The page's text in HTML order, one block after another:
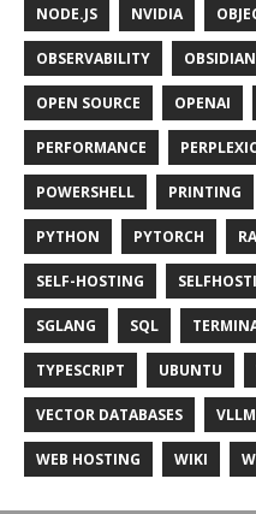
NODE.JS NVIDIA
OBSERVABILITY OBSIDIAN
OPEN SOURCE OPENAI
PERFORMANCE
POWERSHELL PRINTING
PYTHON PYTORCH
SELF-HOSTING
SGLANG SQL
TYPESCRIPT UBUNTU
VECTOR DATABASES VLLM
WEB HOSTING WIKI